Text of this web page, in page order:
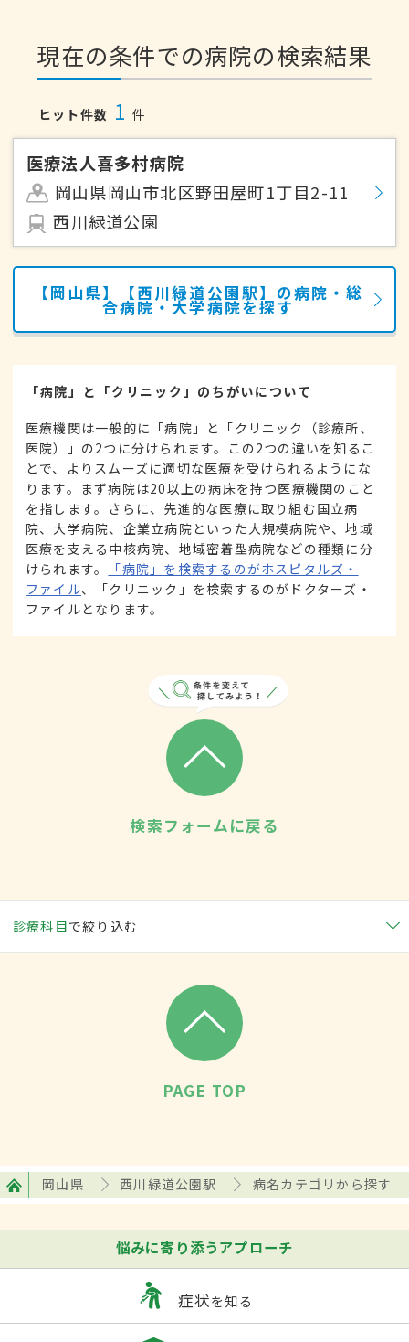
現在の条件での病院の検索結果
ヒット件数 1 件
医療法人喜多村病院
岡山県岡山市北区野田屋町1丁目2-11
西川緑道公園
【岡山県】【西川緑道公園駅】の病院・総
合病院・大学病院を探す
「病院」と「クリニック」のちがいについて
医療機関は一般的に「病院」と「クリニック（診療所、
医院）」の2つに分けられます。この2つの違いを知るこ
とで、よりスムーズに適切な医療を受けられるようにな
ります。まず病院は20以上の病床を持つ医療機関のこと
を指します。さらに、先進的な医療に取り組む国立病
院、大学病院、企業立病院といった大規模病院や、地域
医療を支える中核病院、地域密着型病院などの種類に分
けられます。
「病院」を検索するのがホスピタルズ・
ファイル、「クリニック」を検索するのがドクターズ・
ファイルとなります。
検索フォームに戻る
診療科目で絞り込む
PAGE TOP
岡山県 西川緑道公園駅 病名カテゴリから探す
悩みに寄り添うアプローチ
症状を知る